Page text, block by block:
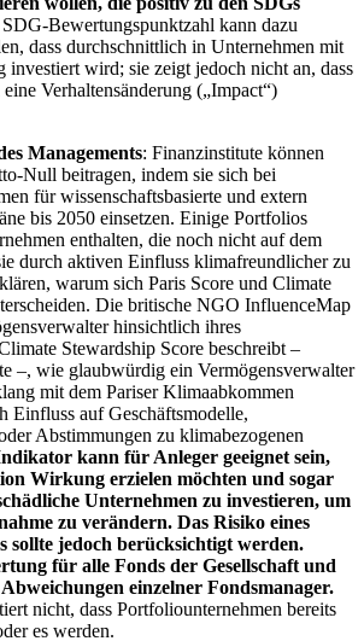
Bewertungspunktzahl kann dazu
dass durchschnittlich in Unternehmen mit
investiert wird; sie zeigt jedoch nicht an, dass
Verhaltensänderung („Impact“)
Managements: Finanzinstitute können
Null beitragen, indem sie sich bei
für wissenschaftsbasierte und extern
bis 2050 einsetzen. Einige Portfolios
enthalten, die noch nicht auf dem
durch aktiven Einfluss klimafreundlicher zu
warum sich Paris Score und Climate
Die britische NGO InfluenceMap
hinsichtlich ihres
Stewardship Score beschreibt –
–, wie glaubwürdig ein Vermögensverwalter
mit dem Pariser Klimaabkommen
Einfluss auf Geschäftsmodelle,
Abstimmungen zu klimabezogenen
kann für Anleger geeignet sein,
Wirkung erzielen möchten und sogar
Unternehmen zu investieren, um
zu verändern. Das Risiko eines
sollte jedoch berücksichtigt werden.
für alle Fonds der Gesellschaft und
einzelner Fondsmanager.
nicht, dass Portfoliounternehmen bereits
es werden.